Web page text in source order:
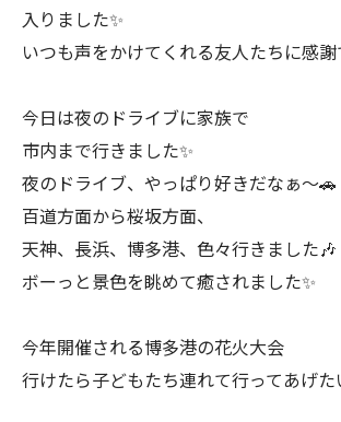
入りました✨
いつも声をかけてくれる友人たちに感
今日は夜のドライブに家族で
市内まで行きました✨
夜のドライブ、やっぱり好きだなぁ〜🚗
百道方面から桜坂方面、
天神、長浜、博多港、色々行きました🎶
ボーっと景色を眺めて癒されました✨
今年開催される博多港の花火大会
行けたら子どもたち連れて行ってあげ